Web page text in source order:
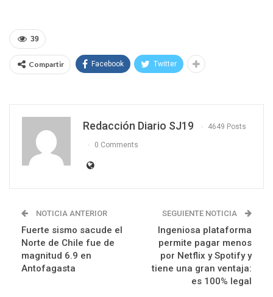
39
Compartir Facebook Twitter
Redacción Diario SJ19 4649 Posts
0 Comments
NOTICIA ANTERIOR
Fuerte sismo sacude el
Norte de Chile fue de
magnitud 6.9 en
Antofagasta
SEGUIENTE NOTICIA
Ingeniosa plataforma
permite pagar menos
por Netflix y Spotify y
tiene una gran ventaja:
es 100% legal